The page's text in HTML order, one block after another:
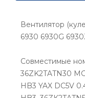
Вентилятор
6930 6930G
Совместимые
36ZK2TATN30
HB3 YAX DC5V